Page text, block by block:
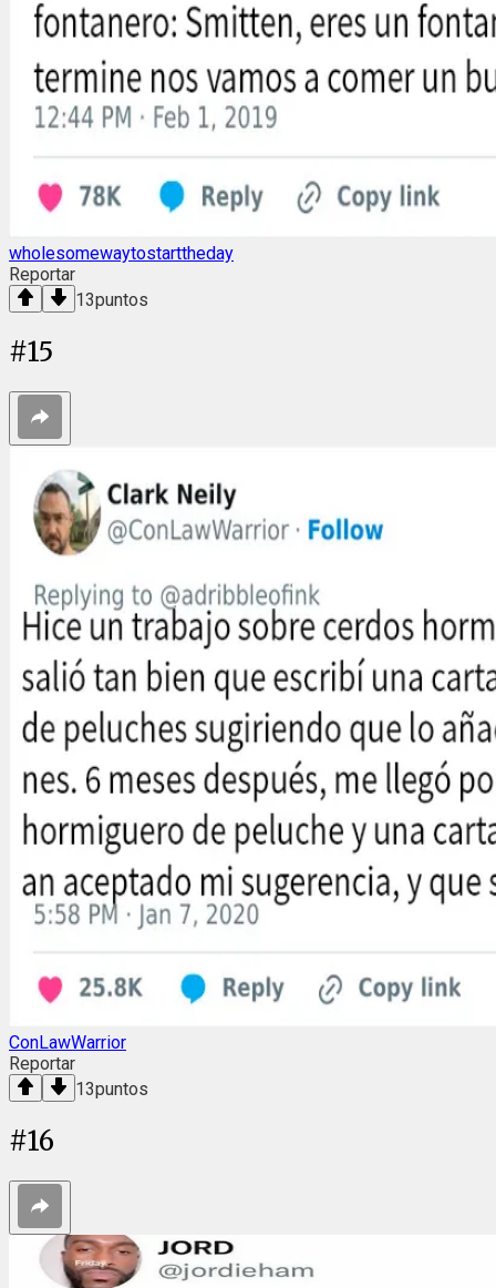
wholesomewaytostarttheday
Reportar
13puntos
#15
ConLawWarrior
Reportar
13puntos
#16